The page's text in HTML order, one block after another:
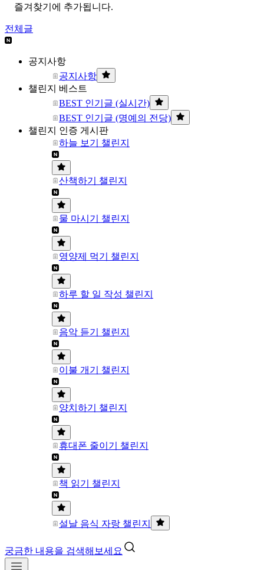
즐겨찾기에 추가됩니다.
전체글
공지사항
공지사항
챌린지 베스트
BEST 인기글 (실시간)
BEST 인기글 (명예의 전당)
챌린지 인증 게시판
하늘 보기 챌린지
산책하기 챌린지
물 마시기 챌린지
영양제 먹기 챌린지
하루 할 일 작성 챌린지
음악 듣기 챌린지
이불 개기 챌린지
양치하기 챌린지
휴대폰 줄이기 챌린지
책 읽기 챌린지
설날 음식 자랑 챌린지
궁금한 내용을 검색해보세요